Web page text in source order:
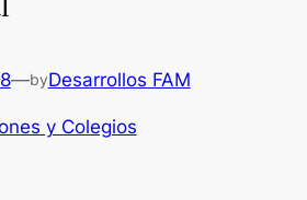
—byDesarrollos FAM
y Colegios